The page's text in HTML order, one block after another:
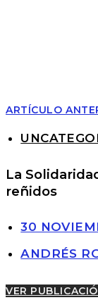
ARTÍCULO
La
reñidos
30
ANDRÉS
VER